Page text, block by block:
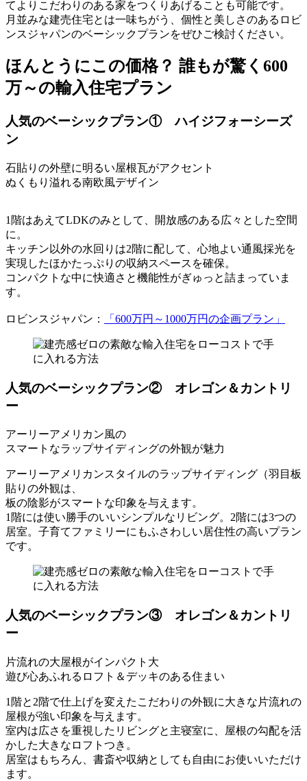
てよりこだわりのある家をつくりあげることも可能です。
月並みな建売住宅とは一味ちがう、個性と美しさのあるロビ
ンスジャパンのベーシックプランをぜひご検討ください。
ほんとうにこの価格？ 誰もが驚く600
万～の輸入住宅プラン
人気のベーシックプラン① ハイジフォーシーズ
ン
石貼りの外壁に明るい屋根瓦がアクセント
ぬくもり溢れる南欧風デザイン
1階はあえてLDKのみとして、開放感のある広々とした空間
に。
キッチン以外の水回りは2階に配して、心地よい通風採光を
実現したほかたっぷりの収納スペースを確保。
コンパクトな中に快適さと機能性がぎゅっと詰まっていま
す。
ロビンスジャパン： 「600万円～1000万円の企画プラン」
人気のベーシックプラン② オレゴン＆カントリ
ー
アーリーアメリカン風の
スマートなラップサイディングの外観が魅力
アーリーアメリカンスタイルのラップサイディング（羽目板
貼りの外観は、
板の陰影がスマートな印象を与えます。
1階には使い勝手のいいシンプルなリビング。2階には3つの
居室。子育てファミリーにもふさわしい居住性の高いプラン
です。
人気のベーシックプラン③ オレゴン＆カントリ
ー
片流れの大屋根がインパクト大
遊び心あふれるロフト＆デッキのある住まい
1階と2階で仕上げを変えたこだわりの外観に大きな片流れの
屋根が強い印象を与えます。
室内は広さを重視したリビングと主寝室に、屋根の勾配を活
かした大きなロフトつき。
居室はもちろん、書斎や収納としても自由にお使いいただけ
ます。